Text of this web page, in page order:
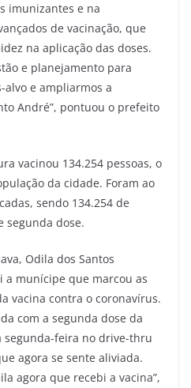
imunizantes e na
de vacinação, que
na aplicação das doses.
e planejamento para
e ampliarmos a
André”, pontuou o prefeito
vacinou 134.254 pessoas, o
da cidade. Foram ao
sendo 134.254 de
segunda dose.
Odila dos Santos
a munícipe que marcou as
vacina contra o coronavírus.
com a segunda dose da
segunda-feira no drive-thru
agora se sente aliviada.
agora que recebi a vacina”,